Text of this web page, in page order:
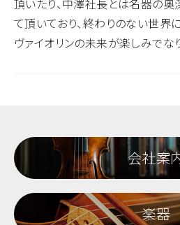
頂いたり、中澤社長とは名器の
て頂いており、終わりのない世界
ヴァイオリンの未来が楽しみでな
会社案
楽器